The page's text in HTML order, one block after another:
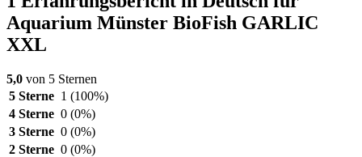
Aquarium Münster BioFish GARLIC
XXL
5,0 von 5 Sternen
5 Sterne 1 (100%)
4 Sterne 0 (0%)
3 Sterne 0 (0%)
2 Sterne 0 (0%)